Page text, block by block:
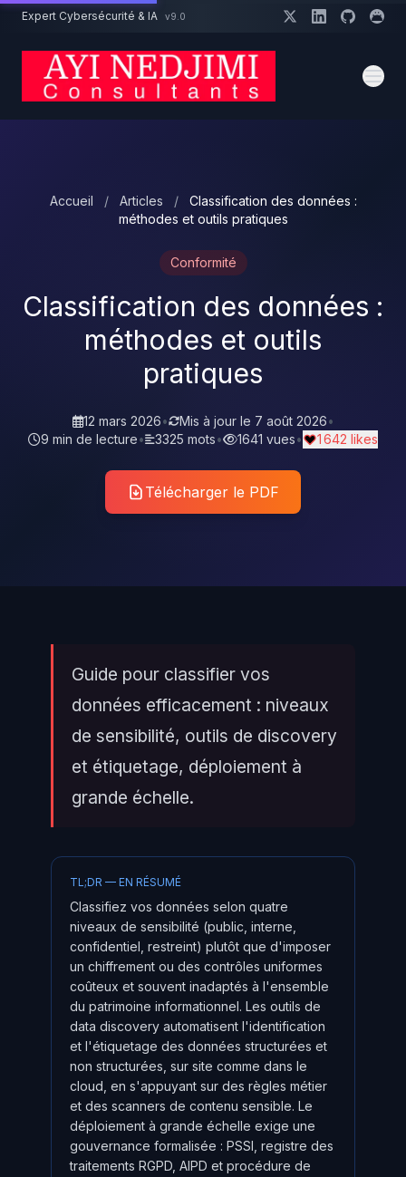
Aller au contenu principal
Expert Cybersécurité & IA v9.0
Accueil / Articles /
Classification des données :
méthodes et outils pratiques
Conformité
Classification des données :
méthodes et outils
pratiques
12 mars 2026• Mis à jour le 7 août 2026•
9 min de lecture• 3325 mots• 1641 vues• 1 642 likes
Télécharger le PDF
Guide pour classifier vos
données efficacement : niveaux
de sensibilité, outils de discovery
et étiquetage, déploiement à
grande échelle.
TL;DR — EN RÉSUMÉ
Classifiez vos données selon quatre
niveaux de sensibilité (public, interne,
confidentiel, restreint) plutôt que d'imposer
un chiffrement ou des contrôles uniformes
coûteux et souvent inadaptés à l'ensemble
du patrimoine informationnel. Les outils de
data discovery automatisent l'identification
et l'étiquetage des données structurées et
non structurées, sur site comme dans le
cloud, en s'appuyant sur des règles métier
et des scanners de contenu sensible. Le
déploiement à grande échelle exige une
gouvernance formalisée : PSSI, registre des
traitements RGPD, AIPD et procédure de
Un projet cybersécurité ?